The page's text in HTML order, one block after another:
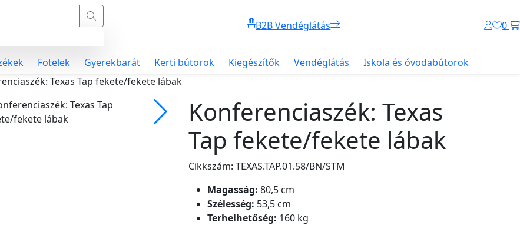
B2B Vendéglátás 0
Fotelek Gyerekbarát Kerti bútorok Kiegészítők Vendéglátás
Iskola és óvodabútorok
Texas Tap fekete/fekete lábak
Konferenciaszék: Texas
Tap fekete/fekete lábak
Cikkszám: TEXAS.TAP.01.58/BN/STM
Magasság: 80,5 cm
Szélesség: 53,5 cm
Terhelhetőség: 160 kg